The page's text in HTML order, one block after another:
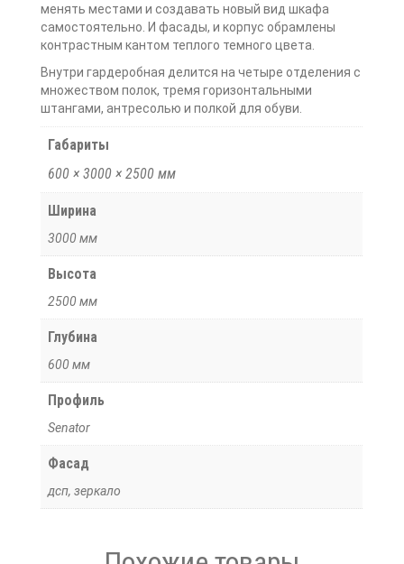
менять местами и создавать новый вид шкафа
самостоятельно. И фасады, и корпус обрамлены
контрастным кантом теплого темного цвета.
Внутри гардеробная делится на четыре отделения с
множеством полок, тремя горизонтальными
штангами, антресолью и полкой для обуви.
Габариты
600 × 3000 × 2500 мм
Ширина
3000 мм
Высота
2500 мм
Глубина
600 мм
Профиль
Senator
Фасад
дсп, зеркало